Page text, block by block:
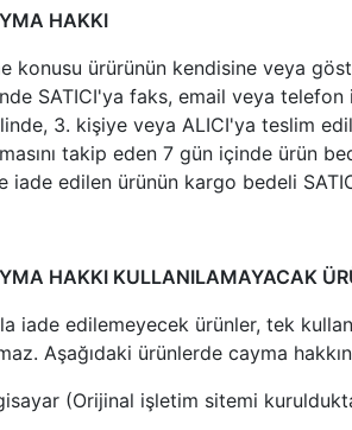
HAKKI
konusu ürürünün kendisine veya
SATICI'ya faks, email veya telefon
3. kişiye veya ALICI'ya teslim
takip eden 7 gün içinde ürün
iade edilen ürünün kargo bedeli
HAKKI KULLANILAMAYACAK
iade edilemeyecek ürünler, tek
Aşağıdaki ürünlerde cayma
(Orijinal işletim sitemi